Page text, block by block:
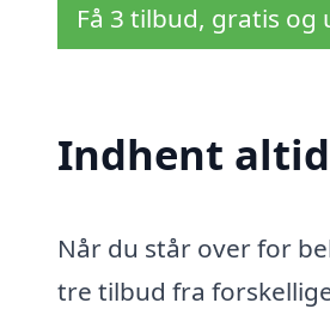
Få 3 tilbud, gratis
Indhent
Når du står over for
tre tilbud fra